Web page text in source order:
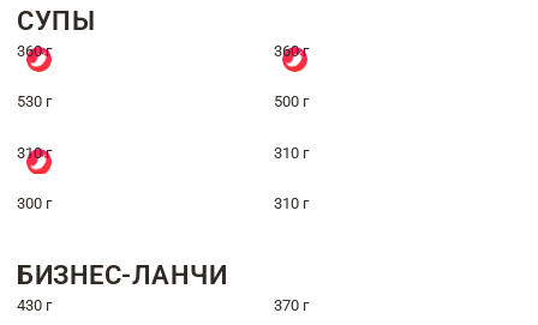
СУПЫ
360 г 360 г
530 г 500 г
310 г 310 г
300 г 310 г
БИЗНЕС-ЛАНЧИ
430 г 370 г